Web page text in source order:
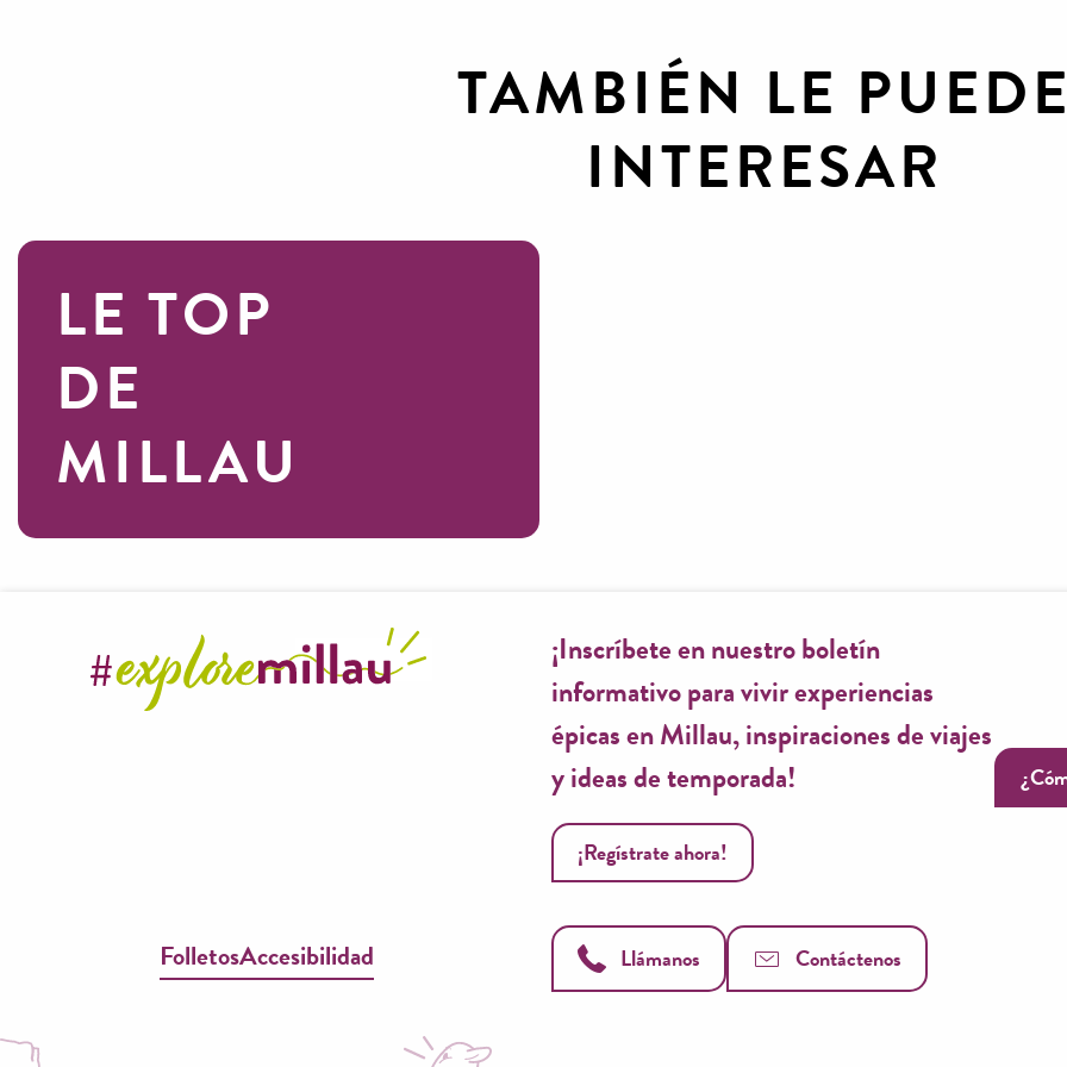
TAMBIÉN LE
INTERESAR
LE TOP
DE
MILLAU
FolletosAccesibilidad
¡Inscríbete en nuestro boletín
informativo para vivir experiencias
épicas en Millau, inspiraciones de viajes
y ideas de temporada!
¡Regístrate ahora!
Llámanos Contáctenos